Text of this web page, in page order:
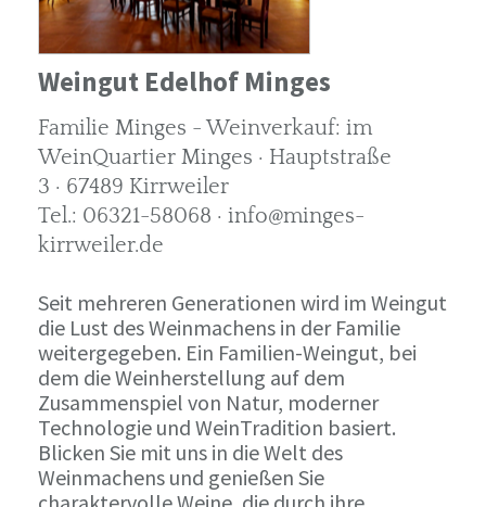
Weingut Edelhof Minges
Familie Minges - Weinverkauf: im
WeinQuartier Minges · Hauptstraße
3 · 67489 Kirrweiler
Tel.: 06321-58068 · info@minges-
kirrweiler.de
Seit mehreren Generationen wird im Weingut
die Lust des Weinmachens in der Familie
weitergegeben. Ein Familien-Weingut, bei
dem die Weinherstellung auf dem
Zusammenspiel von Natur, moderner
Technologie und WeinTradition basiert.
Blicken Sie mit uns in die Welt des
Weinmachens und genießen Sie